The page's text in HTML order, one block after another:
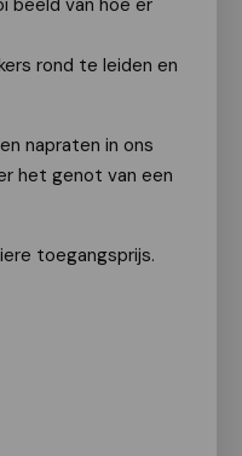
beeld van hoe er
rond te leiden en
napraten in ons
het genot van een
toegangsprijs.